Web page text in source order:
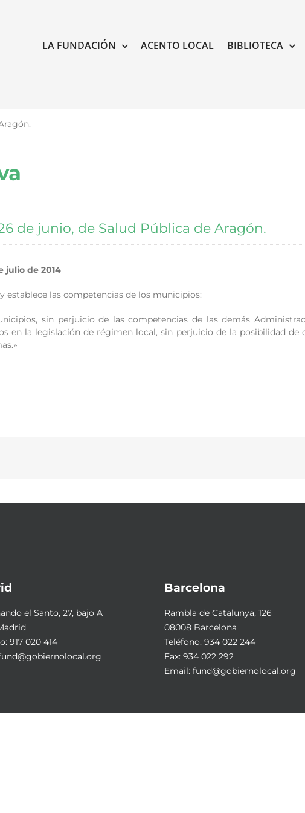
LA FUNDACIÓN ACENTO LOCAL BIBLIOTECA
de junio, de Salud Pública de Aragón.
julio de 2014
establece las competencias de los municipios:
sin perjuicio de las competencias de las demás
en la legislación de régimen local, sin perjuicio de la posibilidad
el Santo, 27, bajo A
917 020 414
Barcelona
Rambla de Catalunya, 126
08008 Barcelona
Teléfono: 934 022 244
Fax: 934 022 292
Email: fund@gobiernolocal.org